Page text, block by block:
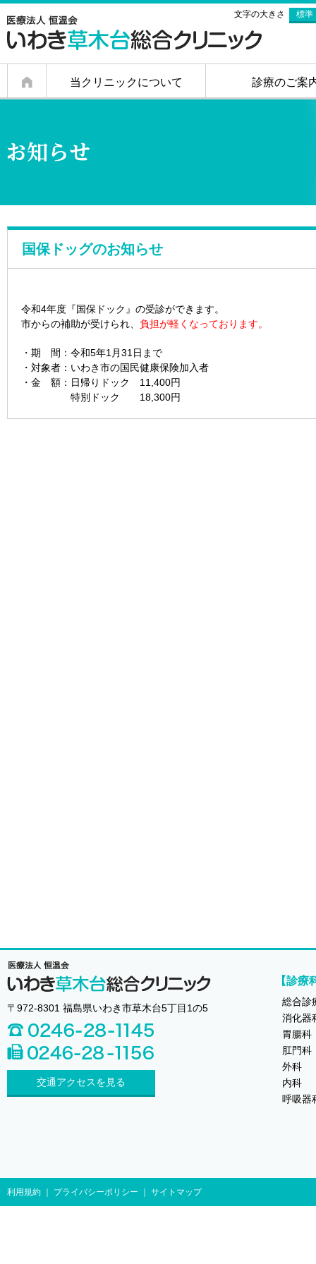
文字の大きさ 標準
a 当クリニックについて 診療のご案
国保ドッグのお知らせ
令和4年度『国保ドック』の受診ができます。
市からの補助が受けられ、 負担が軽くなっております。
・期 間：令和5年1月31日まで
・対象者：いわき市の国民健康保険加入者
・金 額：日帰りドック 11,400円
特別ドック 18,300円
〒972-8301 福島県いわき市草木台5丁目1の5
交通アクセスを見る
【診療
総合診
消化器
胃腸科
肛門科
外科
内科
呼吸器
利用規約 プライバシーポリシー サイトマップ